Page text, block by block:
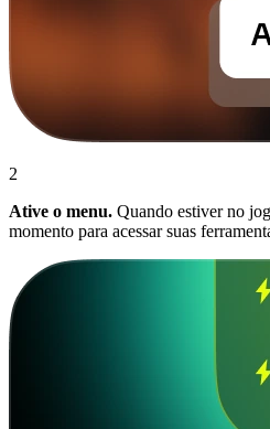
2
Ative o menu. Quando estiver no
momento para acessar suas